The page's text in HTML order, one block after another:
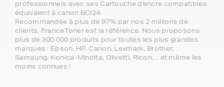
professionnels avec ses Cartouche d'encre compatibles
équivalent à canon BCI24.
Recommandée à plus de 97% par nos 2 millions de
clients, FranceToner est la référence. Nous proposons
plus de 300 000 produits pour toutes les plus grandes
marques : Epson, HP, Canon, Lexmark, Brother,
Samsung, Konica-MInolta, Olivetti, Ricoh.... et même les
moins connues !